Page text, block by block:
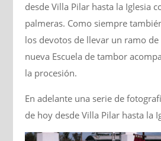
desde Villa Pilar hasta la Iglesia
palmeras. Como siempre
los devotos de llevar un ramo de
nueva Escuela de tambor
la procesión.
En adelante una serie de
de hoy desde Villa Pilar hasta la